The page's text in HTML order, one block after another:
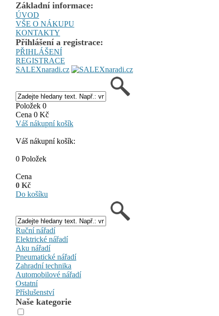
Základní informace:
ÚVOD
VŠE O NÁKUPU
KONTAKTY
Přihlášení a registrace:
PŘIHLÁŠENÍ
REGISTRACE
SALEXnaradi.cz
Položek 0
Cena 0 Kč
Váš nákupní košík
Váš nákupní košík:
0 Položek
Cena
0 Kč
Do košíku
Ruční nářadí
Elektrické nářadí
Aku nářadí
Pneumatické nářadí
Zahradní technika
Automobilové nářadí
Ostatní
Příslušenství
Naše kategorie